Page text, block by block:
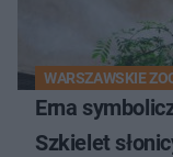
WARSZAWSKIE
Erna
Szkielet